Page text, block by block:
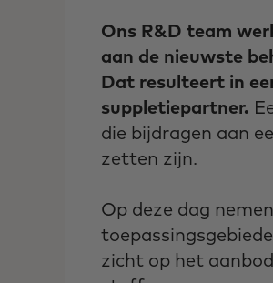
Ons R&D team
aan de nieuwste
Dat resulteert in
suppletiepartner.
die bijdragen aan
zetten zijn.
Op deze dag
zicht op het